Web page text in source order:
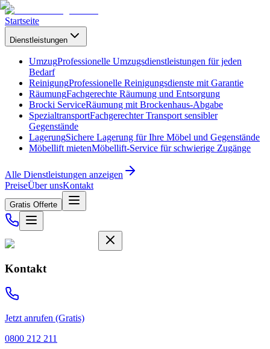
Startseite
Dienstleistungen
UmzugProfessionelle Umzugsdienstleistungen für jeden
Bedarf
ReinigungProfessionelle Reinigungsdienste mit Garantie
RäumungFachgerechte Räumung und Entsorgung
Brocki ServiceRäumung mit Brockenhaus-Abgabe
SpezialtransportFachgerechter Transport sensibler
Gegenstände
LagerungSichere Lagerung für Ihre Möbel und Gegenstände
Möbellift mietenMöbellift-Service für schwierige Zugänge
Alle Dienstleistungen anzeigen
PreiseÜber unsKontakt
Gratis Offerte
Kontakt
Jetzt anrufen (Gratis)
0800 212 211